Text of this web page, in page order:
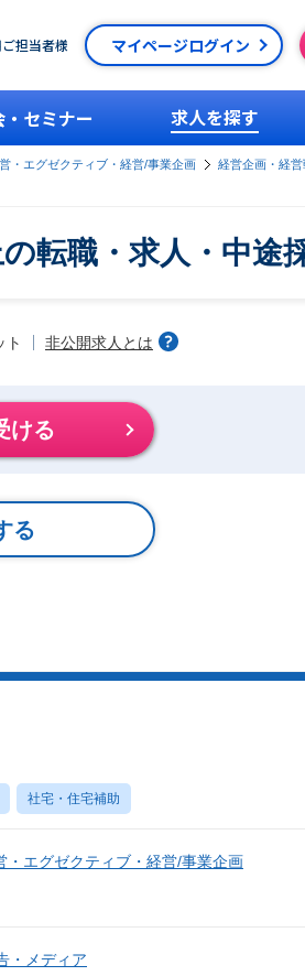
担当者様 マイページログイン
セミナー 求人を探す
・エグゼクティブ・経営/事業企画
経営企画・経営
転職・求人・中途
ト 非公開求人とは
ける
る
社宅・住宅補助
・エグゼクティブ・経営/事業企画
・メディア